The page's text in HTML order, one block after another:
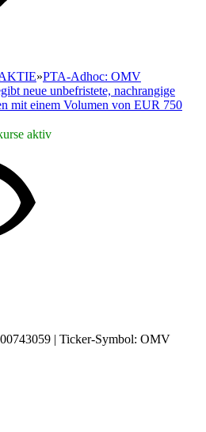
»PTA-Adhoc: OMV
neue unbefristete, nachrangige
mit einem Volumen von EUR 750
aktiv
| Ticker-Symbol: OMV